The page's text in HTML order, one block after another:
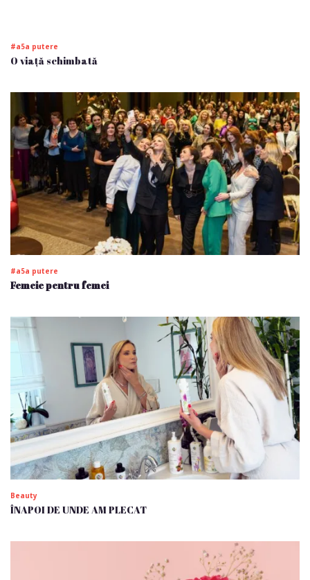
#a5a putere
O viață schimbată
#a5a putere
Femeie pentru femei
Beauty
ÎNAPOI DE UNDE AM PLECAT